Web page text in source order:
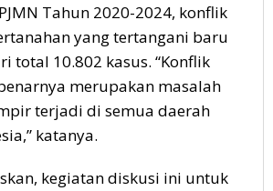
Tahun 2020-2024, konflik
yang tertangani baru
total 10.802 kasus. “Konflik
merupakan masalah
terjadi di semua daerah
katanya.
kegiatan diskusi ini untuk